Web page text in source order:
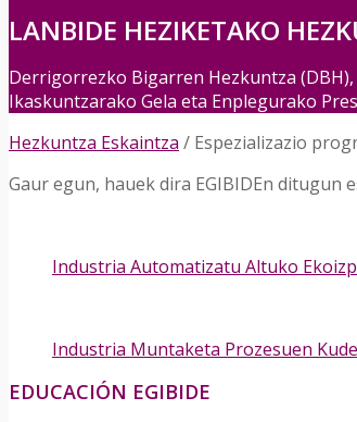
LANBIDE HEZIKETAKO
Derrigorrezko Bigarren Hezkuntza
Ikaskuntzarako Gela eta Enplegurako
Hezkuntza Eskaintza / Espezializazio
Gaur egun, hauek dira EGIBIDEn ditugun
Industria Automatizatu Altuko
Industria Muntaketa Prozesuen
EDUCACIÓN EGIBIDE